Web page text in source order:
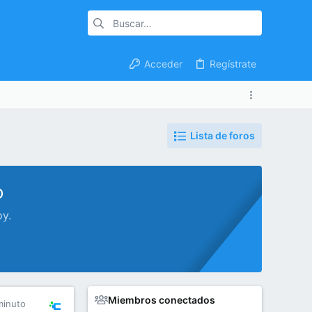
Acceder Regístrate
Lista de foros
Miembros conectados